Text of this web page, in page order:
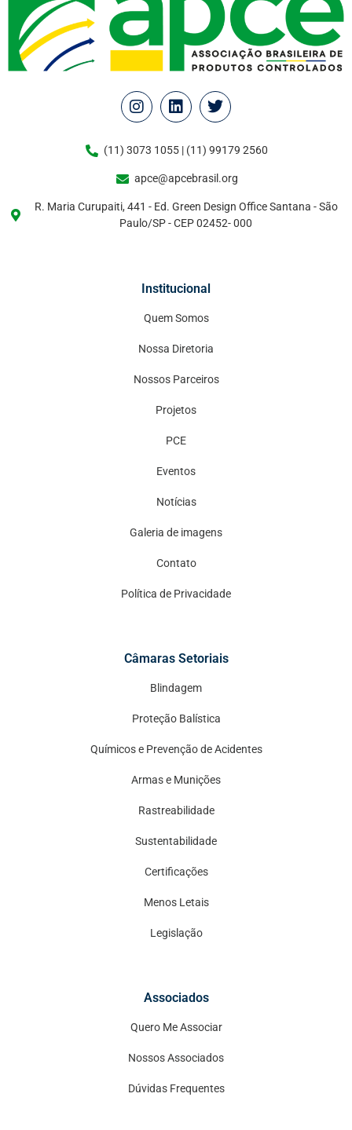
(11) 3073 1055 | (11) 99179 2560
apce@apcebrasil.org
R. Maria Curupaiti, 441 - Ed. Green Design Office Santana - São
Paulo/SP - CEP 02452- 000
Institucional
Quem Somos
Nossa Diretoria
Nossos Parceiros
Projetos
PCE
Eventos
Notícias
Galeria de imagens
Contato
Política de Privacidade
Câmaras Setoriais
Blindagem
Proteção Balística
Químicos e Prevenção de Acidentes
Armas e Munições
Rastreabilidade
Sustentabilidade
Certificações
Menos Letais
Legislação
Associados
Quero Me Associar
Nossos Associados
Dúvidas Frequentes